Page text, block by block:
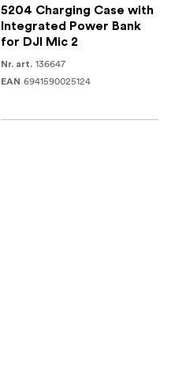
5204 Charging Case with
Integrated Power Bank
for DJI Mic 2
Nr. art. 136647
EAN 6941590025124